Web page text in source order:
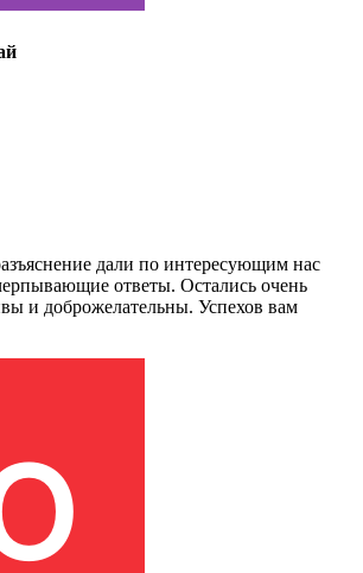
дали по интересующим нас
ответы. Остались очень
и доброжелательны. Успехов вам